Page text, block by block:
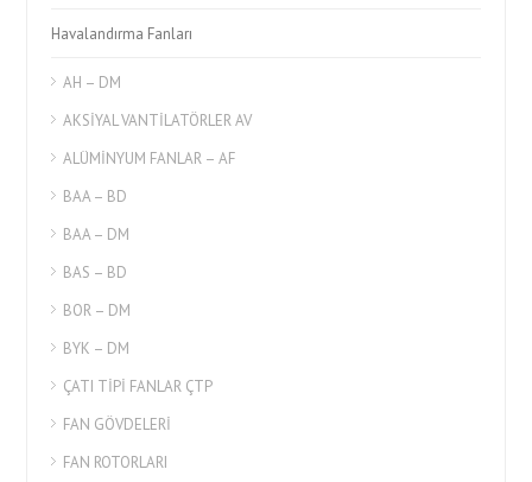
Havalandırma Fanları
AH – DM
AKSİYAL VANTİLATÖRLER AV
ALÜMİNYUM FANLAR – AF
BAA – BD
BAA – DM
BAS – BD
BOR – DM
BYK – DM
ÇATI TİPİ FANLAR ÇTP
FAN GÖVDELERİ
FAN ROTORLARI